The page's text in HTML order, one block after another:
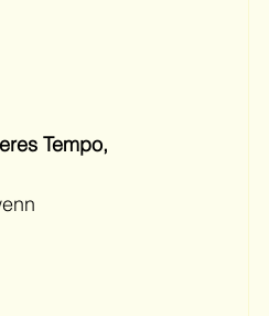
Tempo,